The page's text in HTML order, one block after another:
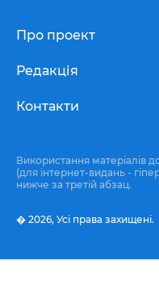
Про проект
Редакція
Контакти
Використання матеріалів
(для інтернет-видань -
нижче за третій абзац.
� 2026, Усі права захищені.